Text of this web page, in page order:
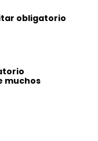
obligatorio
muchos